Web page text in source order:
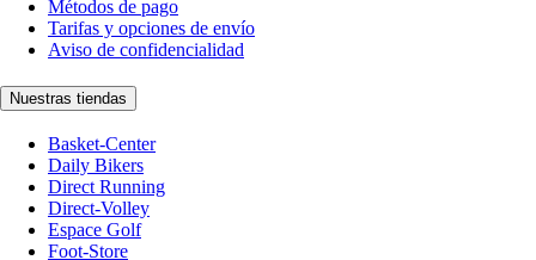
Métodos de pago
Tarifas y opciones de envío
Aviso de confidencialidad
Nuestras tiendas
Basket-Center
Daily Bikers
Direct Running
Direct-Volley
Espace Golf
Foot-Store